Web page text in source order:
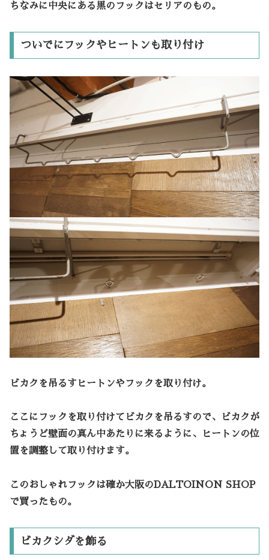
ちなみに中央にある黒のフックはセリアのもの。
ついでにフックやヒートンも取り付け
ビカクを吊るすヒートンやフックを取り付け。
ここにフックを取り付けてビカクを吊るすので、ビカクが
ちょうど壁面の真ん中あたりに来るように、ヒートンの位
置を調整して取り付けます。
このおしゃれフックは確か大阪のDALTOINON SHOP
で買ったもの。
ビカクシダを飾る